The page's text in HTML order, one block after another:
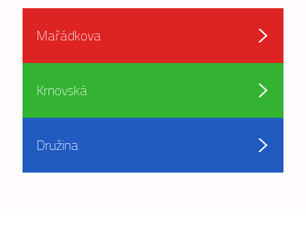
Mařádkova
Krnovská
Družina